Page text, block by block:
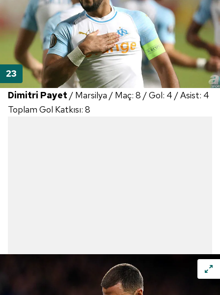
Dimitri Payet / Marsilya / Maç: 8 / Gol: 4 / Asist: 4
Toplam Gol Katkısı: 8